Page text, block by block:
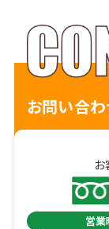
お問い合わ
営